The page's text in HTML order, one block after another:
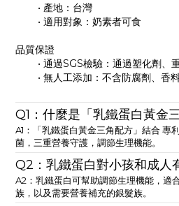
• 產地：台灣
• 適用對象：奶素者可食
品質保證
• 通過SGS檢驗：通過塑化劑、
• 無人工添加：不含防腐劑、香
Q1：什麼是「乳鐵蛋白黃金
A1：「乳鐵蛋白黃金三角配方」結合 專
菌，三重營養守護，調節生理機能。
Q2：乳鐵蛋白對小孩和成人
A2：乳鐵蛋白可幫助調節生理機能，適
族，以及需要營養補充的銀髮族。